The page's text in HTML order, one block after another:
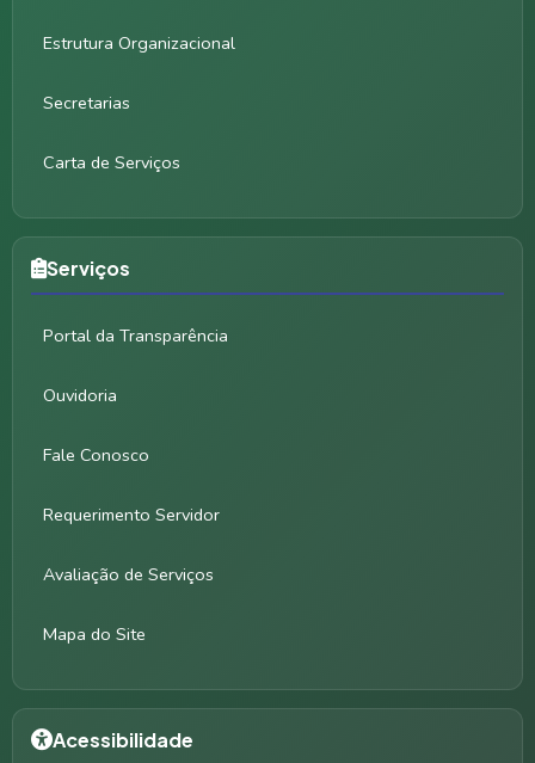
Estrutura Organizacional
Secretarias
Carta de Serviços
Serviços
Portal da Transparência
Ouvidoria
Fale Conosco
Requerimento Servidor
Avaliação de Serviços
Mapa do Site
Acessibilidade